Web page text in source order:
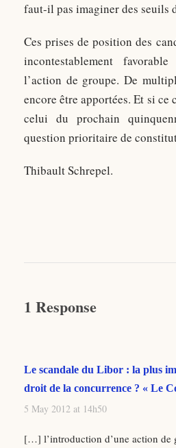
faut-il pas imaginer des seuils
Ces prises de position des
incontestablement
l’action de groupe. De
encore être apportées. Et si
celui du prochain
question prioritaire de
Thibault Schrepel.
1 Response
Le scandale du Libor : la plus
droit de la concurrence ? « Le
5 May 2012 at 14h50
[…] l’introduction d’une action de